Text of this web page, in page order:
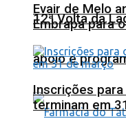
12ª Volta da
apoio e
Evair de Melo
Embrapa para
Inscrições
terminam em